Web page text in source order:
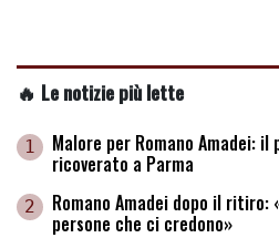
🔥 Le notizie più lette
1 Malore per Romano Amadei:
ricoverato a Parma
2 Romano Amadei dopo il ritiro:
persone che ci credono»